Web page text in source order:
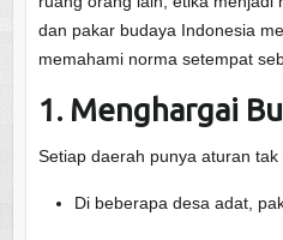
dan pakar budaya Indonesia
memahami norma setempat
1. Menghargai
Setiap daerah punya aturan tak
Di beberapa desa adat,